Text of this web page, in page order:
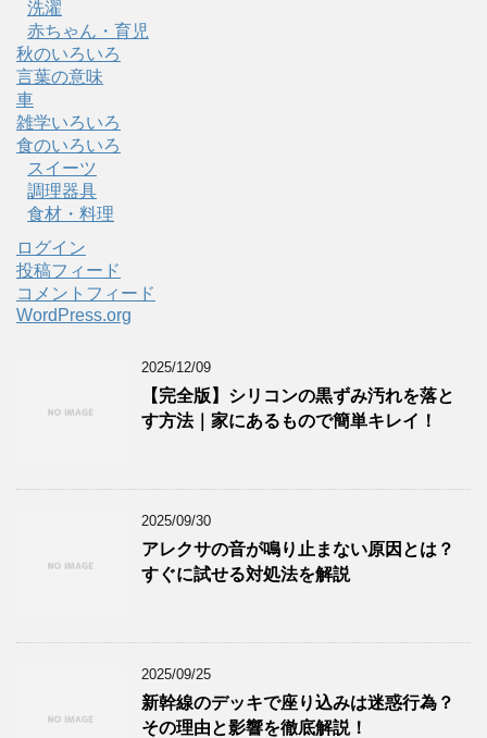
洗濯
赤ちゃん・育児
秋のいろいろ
言葉の意味
車
雑学いろいろ
食のいろいろ
スイーツ
調理器具
食材・料理
ログイン
投稿フィード
コメントフィード
WordPress.org
2025/12/09
【完全版】シリコンの黒ずみ汚れを落と
す方法｜家にあるもので簡単キレイ！
2025/09/30
アレクサの音が鳴り止まない原因とは？
すぐに試せる対処法を解説
2025/09/25
新幹線のデッキで座り込みは迷惑行為？
その理由と影響を徹底解説！